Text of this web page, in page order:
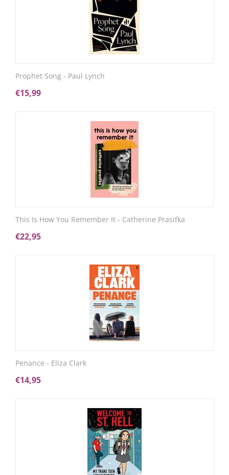
Prophet Song - Paul Lynch
€15,99
This Is How You Remember It - Catherine Prasifka
€22,95
Penance - Eliza Clark
€14,95